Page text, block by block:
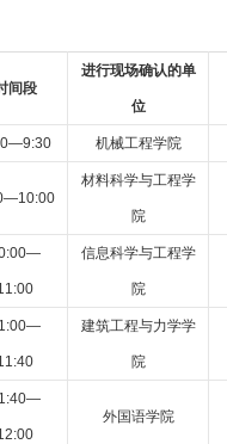
间段
进行现场确认的单
位
机械工程学院
材料科学与工程学
院
信息科学与工程学
院
建筑工程与力学学
院
外国语学院